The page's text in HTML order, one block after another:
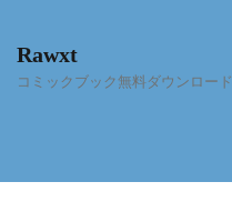
content
Rawxt
コミックブック無料ダウンロード